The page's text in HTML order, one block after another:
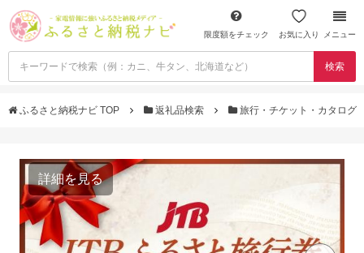
限度額をチェック お気に入り メニュー
検索
ふるさと納税ナビ TOP 返礼品検索 旅行・チケット・カタログ
詳細を見る